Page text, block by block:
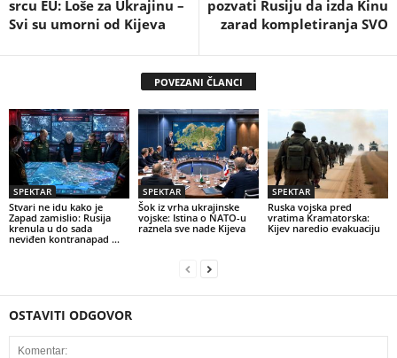
srcu EU: Loše za Ukrajinu –
Svi su umorni od Kijeva
pozvati Rusiju da izda Kinu
zarad kompletiranja SVO
POVEZANI ČLANCI
SPEKTAR
Stvari ne idu kako je
Zapad zamislio: Rusija
krenula u do sada
neviđen kontranapad …
SPEKTAR
Šok iz vrha ukrajinske
vojske: Istina o NATO-u
raznela sve nade Kijeva
SPEKTAR
Ruska vojska pred
vratima Kramatorska:
Kijev naredio evakuaciju
OSTAVITI ODGOVOR